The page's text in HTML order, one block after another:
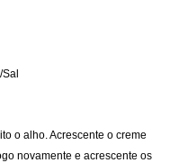
Sal
o alho. Acrescente o creme
novamente e acrescente os